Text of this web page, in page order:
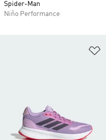
Spider-Man
Niño Performance